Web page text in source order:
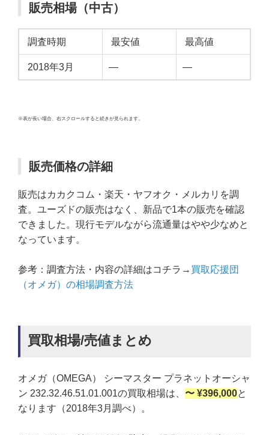
販売相場（中古）
調査時期 最安値 最高値
2018年3月 — —
※表が長い場合、右スクロールすると続きが見られます。
販売価格の詳細
販売はカカクコム・楽天・ヤフオク・メルカリを調
査。ユーズドの販売はなく、新品で1本の販売を確認
できました。現行モデルながら流通量はやや少なめと
なっています。
参考：調査方法・内容の詳細はコチラ→ 買取応援団
（オメガ）の相場調査方法
買取相場/売値まとめ
オメガ（OMEGA） シーマスター プラネットオーシャ
ン 232.32.46.51.01.001の買取相場は、 〜 ¥396,000と
なります（2018年3月調べ）。